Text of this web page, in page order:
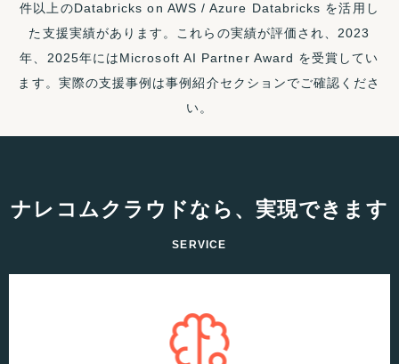
件以上のDatabricks on AWS / Azure Databricks を活用し
た支援実績があります。これらの実績が評価され、2023
年、2025年にはMicrosoft AI Partner Award を受賞してい
ます。実際の支援事例は事例紹介セクションでご確認くださ
い。
ナレコムクラウドなら、実現できます
SERVICE